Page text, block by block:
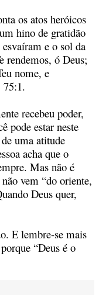
os atos heróicos
hino de gratidão
e o sol da
rendemos, ó Deus;
nome, e
75:1.
recebeu poder,
pode estar neste
uma atitude
acha que o
Mas não é
vem “do oriente,
Deus quer,
E lembre-se mais
“Deus é o